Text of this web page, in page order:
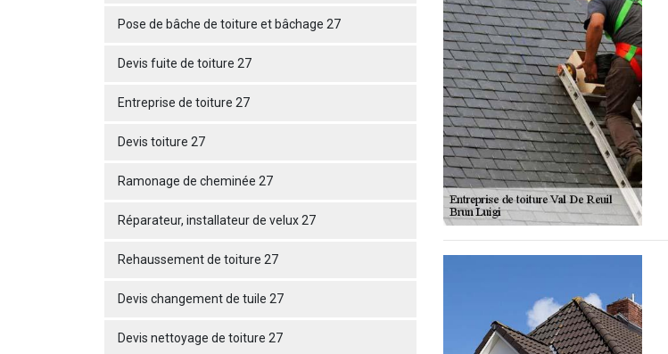
Pose de bâche de toiture et bâchage 27
Devis fuite de toiture 27
Entreprise de toiture 27
Devis toiture 27
Ramonage de cheminée 27
Réparateur, installateur de velux 27
Rehaussement de toiture 27
Devis changement de tuile 27
Devis nettoyage de toiture 27